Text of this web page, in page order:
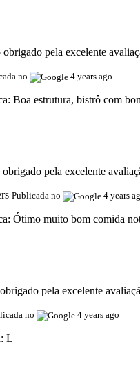
pela excelente
no 4 years ago
Boa estrutura, bistrô com
pela excelente
Publicada no 4 years
Ótimo muito bom comida
pela excelente
no 4 years ago
L